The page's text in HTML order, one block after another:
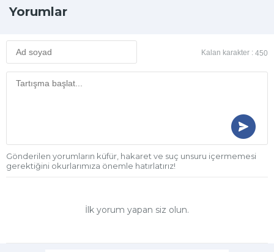
Yorumlar
Kalan karakter : 450
Gönderilen yorumların küfür, hakaret ve suç unsuru içermemesi
gerektiğini okurlarımıza önemle hatırlatırız!
İlk yorum yapan siz olun.